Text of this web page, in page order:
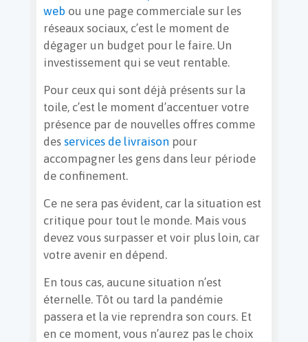
web ou une page commerciale sur les
réseaux sociaux, c’est le moment de
dégager un budget pour le faire. Un
investissement qui se veut rentable.
Pour ceux qui sont déjà présents sur la
toile, c’est le moment d’accentuer votre
présence par de nouvelles offres comme
des services de livraison pour
accompagner les gens dans leur période
de confinement.
Ce ne sera pas évident, car la situation est
critique pour tout le monde. Mais vous
devez vous surpasser et voir plus loin, car
votre avenir en dépend.
En tous cas, aucune situation n’est
éternelle. Tôt ou tard la pandémie
passera et la vie reprendra son cours. Et
en ce moment, vous n’aurez pas le choix